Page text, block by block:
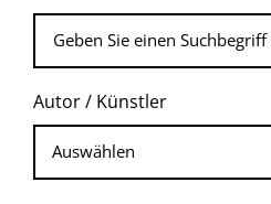
Autor / Künstler